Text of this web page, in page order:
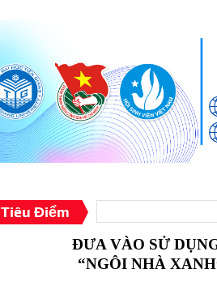
Tiêu Điểm
ĐƯA VÀO SỬ
“NGÔI NHÀ